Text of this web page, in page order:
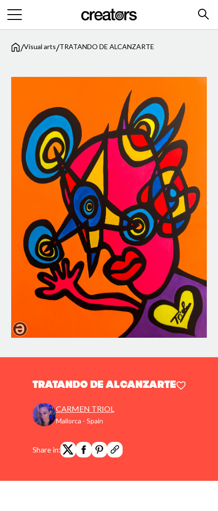
/Visual arts/TRATANDO DE ALCANZARTE
TRATANDO DE ALCANZARTE
CARMEN TRIOL
Mallorca - Spain
Share in: